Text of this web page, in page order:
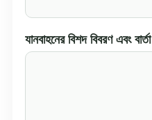
যানবাহনের বিশদ বিবরণ এবং বার্তা